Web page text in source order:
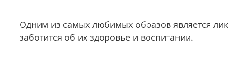
Одним из самых любимых образов является лик
заботится об их здоровье и воспитании.